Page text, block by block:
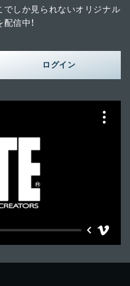
でしか見られないオリジナル
信中！
ログイン